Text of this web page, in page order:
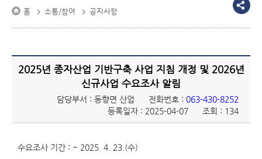
홈 소통/참여 공지사항
2025년 종자산업 기반구축 사업 지침 개정 및 2026년
신규사업 수요조사 알림
담당부서 : 동향면 산업 전화번호 : 063-430-8252
등록일자 : 2025-04-07
조회 : 134
수요조사 기간 : ~ 2025. 4. 23.(수)